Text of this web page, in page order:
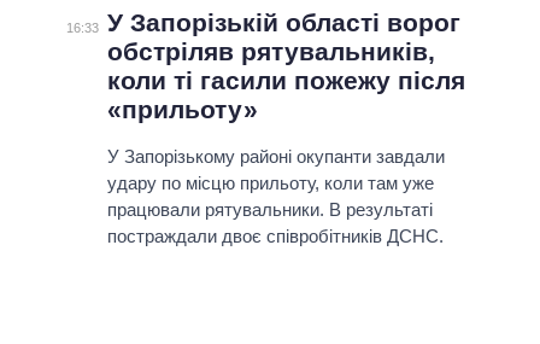
ПОДІЇ
СТАТТІ
ДУМКИ
ОГЛЯДИ
ДАЙДЖЕСТИ
ЕКОНОМІКА
СУСПІЛЬСТВО
СВІТ
ПОЛIТИКИ
УСІ ПОЛІТИКИ
ПРЕЗИДЕНТ І ОФІС
ВЕРХОВНА РАДА
КАБІНЕТ МІНІСТРІВ
ГОЛОВИ ОБЛАДМІНІСТРАЦІЙ
ІНФОГРАФІКА
ВІДЕО
ПІДТРИМАТИ
ПОРІВНЯННЯ ПОЛІТИКІВ
16:33 У Запорізькій області ворог
обстріляв рятувальників,
коли ті гасили пожежу після
«прильоту»
У Запорізькому районі окупанти завдали
удару по місцю прильоту, коли там уже
працювали рятувальники. В результаті
постраждали двоє співробітників ДСНС.